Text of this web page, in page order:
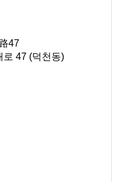
47
로 47 (덕천동)